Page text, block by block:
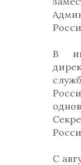
В
С